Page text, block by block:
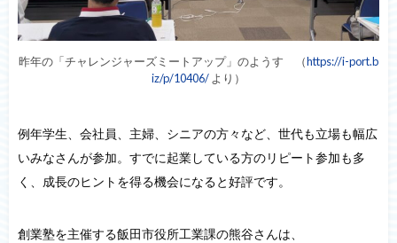
昨年の「チャレンジャーズミートアップ」のようす （https://i-port.b
iz/p/10406/ より）
例年学生、会社員、主婦、シニアの方々など、世代も立場も幅広
いみなさんが参加。すでに起業している方のリピート参加も多
く、成長のヒントを得る機会になると好評です。
創業塾を主催する飯田市役所工業課の熊谷さんは、